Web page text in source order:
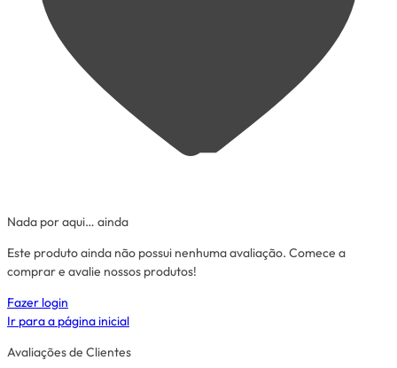
Nada por aqui… ainda
Este produto ainda não possui nenhuma avaliação. Comece a
comprar e avalie nossos produtos!
Fazer login
Ir para a página inicial
Avaliações de Clientes